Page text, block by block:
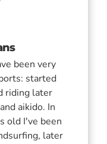
been very
started
riding later
aikido. In
old I've been
later